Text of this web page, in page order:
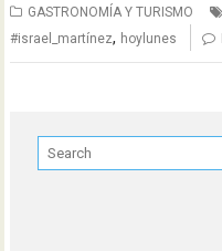
GASTRONOMÍA Y TURISMO
#israel_martínez, hoylunes